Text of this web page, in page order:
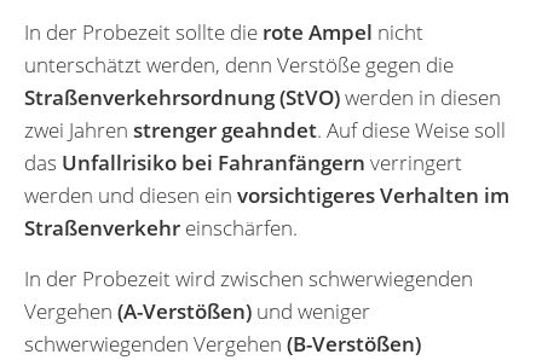
In der Probezeit sollte die rote Ampel nicht
unterschätzt werden, denn Verstöße gegen die
Straßenverkehrsordnung (StVO)werden in diesen
zwei Jahren strenger geahndet. Auf diese Weise soll
das Unfallrisiko bei Fahranfängern verringert
werden und diesen ein vorsichtigeres Verhalten im
Straßenverkehr einschärfen.
In der Probezeit wird zwischen schwerwiegenden
Vergehen (A-Verstößen) und weniger
schwerwiegenden Vergehen (B-Verstößen)